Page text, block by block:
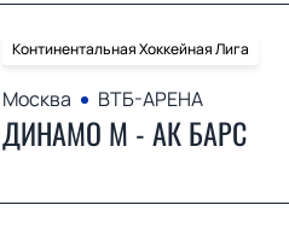
Континентальная Хоккейная Лига
Москва ВТБ-АРЕНА
ДИНАМО М - АК БАРС